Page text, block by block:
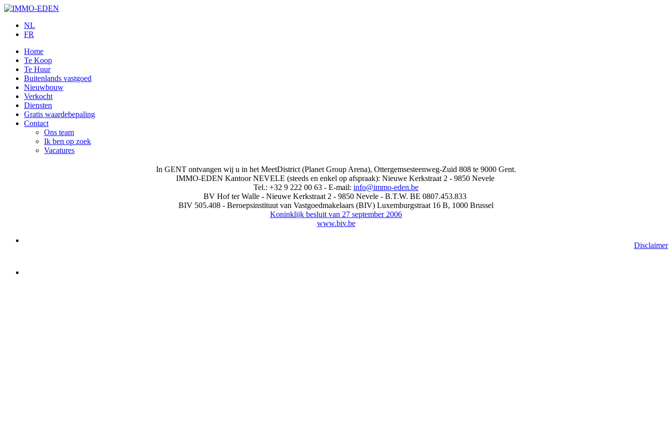
NL
FR
Home
Te Koop
Te Huur
Buitenlands vastgoed
Nieuwbouw
Verkocht
Diensten
Gratis waardebepaling
Contact
Ons team
Ik ben op zoek
Vacatures
In GENT ontvangen wij u in het MeetDistrict (Planet Group Arena), Ottergemsesteenweg-Zuid 808 te 9000 Gent.
IMMO-EDEN Kantoor NEVELE (steeds en enkel op afspraak): Nieuwe Kerkstraat 2 - 9850 Nevele
Tel.: +32 9 222 00 63 - E-mail: info@immo-eden.be
BV Hof ter Walle - Nieuwe Kerkstraat 2 - 9850 Nevele - B.T.W. BE 0807.453.833
BIV 505.408 - Beroepsinstituut van Vastgoedmakelaars (BIV) Luxemburgstraat 16 B, 1000 Brussel
Koninklijk besluit van 27 september 2006
www.biv.be
Disclaimer